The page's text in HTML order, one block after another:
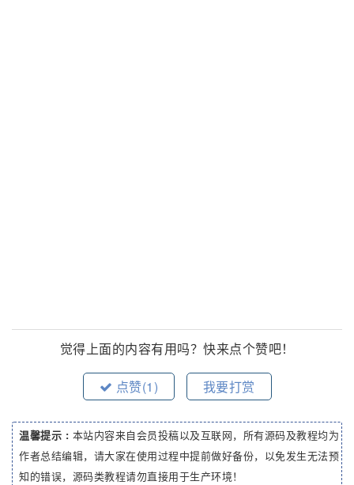
觉得上面的内容有用吗？快来点个赞吧！
点赞(1) 我要打赏
温馨提示 : 本站内容来自会员投稿以及互联网，所有源码及教程均为
作者总结编辑，请大家在使用过程中提前做好备份，以免发生无法预
知的错误，源码类教程请勿直接用于生产环境！